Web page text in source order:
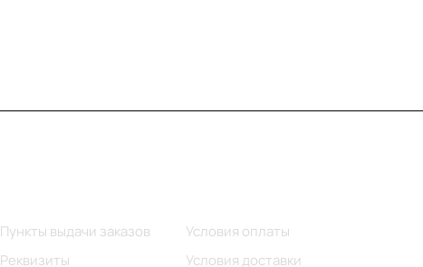
Пункты выдачи заказов
Реквизиты
Условия оплаты
Условия доставки